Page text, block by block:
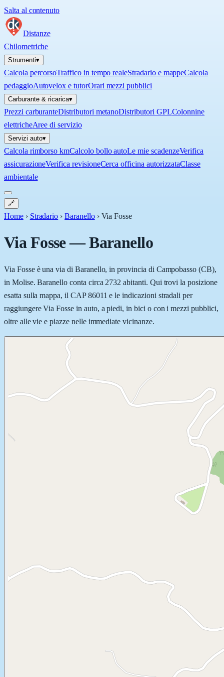
Salta al contenuto
Distanze
Chilometriche
Strumenti▾
Calcola percorsoTraffico in tempo realeStradario e mappeCalcola
pedaggioAutovelox e tutorOrari mezzi pubblici
Carburante & ricarica▾
Prezzi carburanteDistributori metanoDistributori GPLColonnine
elettricheAree di servizio
Servizi auto▾
Calcola rimborso kmCalcolo bollo autoLe mie scadenzeVerifica
assicurazioneVerifica revisioneCerca officina autorizzataClasse
ambientale
🔗
Home › Stradario › Baranello › Via Fosse
Via Fosse—Baranello
Via Fosse è una via di Baranello, in provincia di Campobasso (CB),
in Molise. Baranello conta circa 2732 abitanti. Qui trovi la posizione
esatta sulla mappa, il CAP 86011 e le indicazioni stradali per
raggiungere Via Fosse in auto, a piedi, in bici o con i mezzi pubblici,
oltre alle vie e piazze nelle immediate vicinanze.